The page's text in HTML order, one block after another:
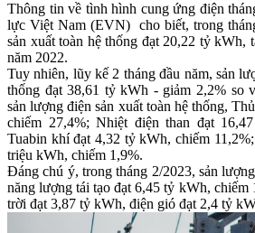
Thông tin về tình hình cung ứng điện
lực Việt Nam (EVN) cho biết, trong
sản xuất toàn hệ thống đạt 20,22 tỷ kWh,
năm 2022.
Tuy nhiên, lũy kế 2 tháng đầu năm, sản
thống đạt 38,61 tỷ kWh - giảm 2,2% so
sản lượng điện sản xuất toàn hệ thống,
chiếm 27,4%; Nhiệt điện than đạt
Tuabin khí đạt 4,32 tỷ kWh, chiếm
triệu kWh, chiếm 1,9%.
Đáng chú ý, trong tháng 2/2023, sản
năng lượng tái tạo đạt 6,45 tỷ kWh, chiếm
trời đạt 3,87 tỷ kWh, điện gió đạt 2,4 tỷ